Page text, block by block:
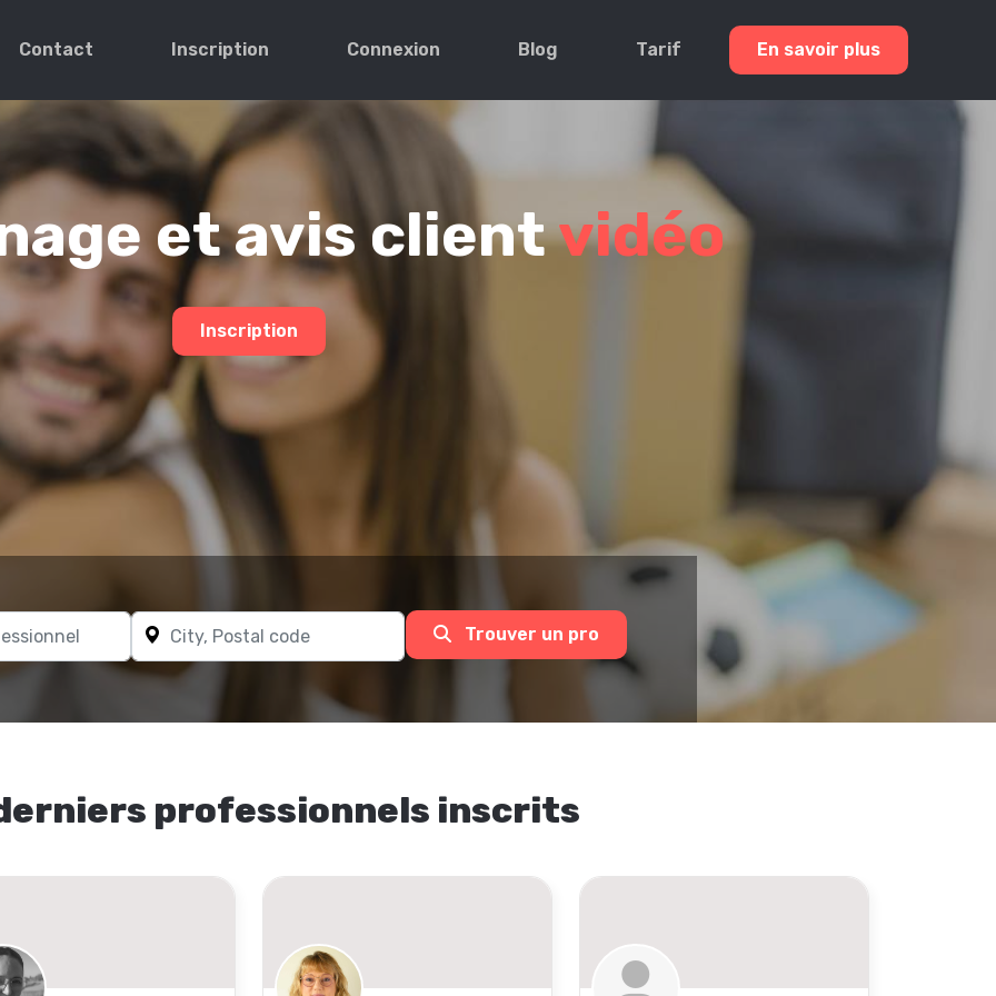
Contact Inscription Connexion Blog Tarif En savoir plus
et avis clientvidéo
Inscription
Trouver un pro
professionnels inscrits